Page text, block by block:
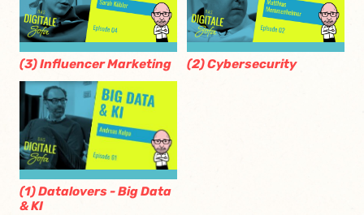
(3) Influencer Marketing (2) Cybersecurity
(1) Datalovers - Big Data
& KI